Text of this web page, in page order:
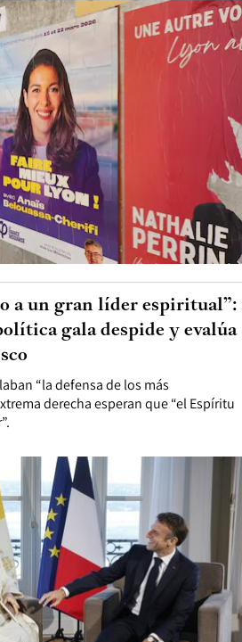
“la defensa de los más
derecha esperan que “el Espíritu
a un gran líder espiritual”:
gala despide y evalúa